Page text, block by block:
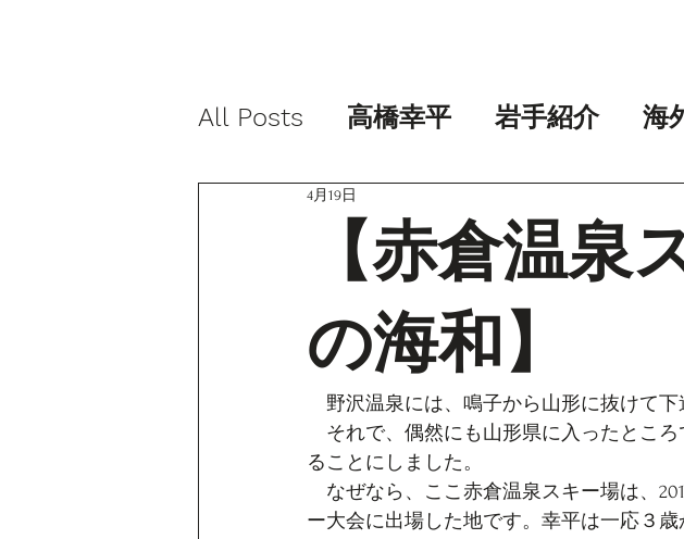
All Posts 高橋幸平 岩手紹介 海
【赤倉温泉
の海和】
4月19日
野沢温泉には、鳴子から山形に抜けて下
それで、偶然にも山形県に入ったとこ
ることにしました。
なぜなら、ここ赤倉温泉スキー場は、
ー大会に出場した地です。幸平は一応３